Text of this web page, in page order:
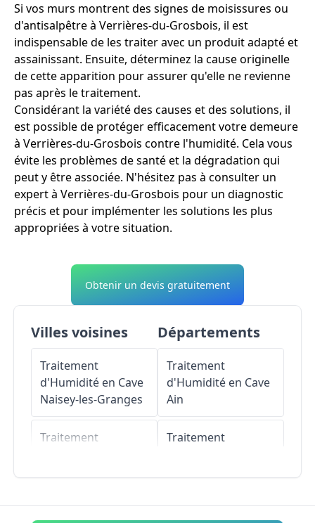
Si vos murs montrent des signes de moisissures ou
d'antisalpêtre à Verrières-du-Grosbois, il est
indispensable de les traiter avec un produit adapté et
assainissant. Ensuite, déterminez la cause originelle
de cette apparition pour assurer qu'elle ne revienne
pas après le traitement.
Considérant la variété des causes et des solutions, il
est possible de protéger efficacement votre demeure
à Verrières-du-Grosbois contre l'humidité. Cela vous
évite les problèmes de santé et la dégradation qui
peut y être associée. N'hésitez pas à consulter un
expert à Verrières-du-Grosbois pour un diagnostic
précis et pour implémenter les solutions les plus
appropriées à votre situation.
Obtenir un devis gratuitement
Villes voisines
Traitement
d'Humidité en Cave
Naisey-les-Granges
Traitement
Traitement
Départements
Traitement
d'Humidité en Cave
Ain
Traitement
Traitement